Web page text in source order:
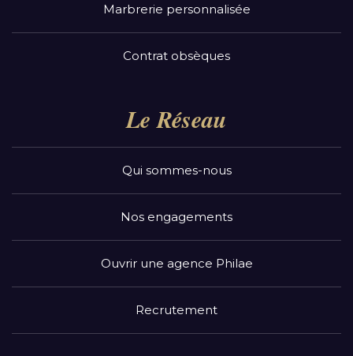
Marbrerie personnalisée
Contrat obsèques
Le Réseau
Qui sommes-nous
Nos engagements
Ouvrir une agence Philae
Recrutement